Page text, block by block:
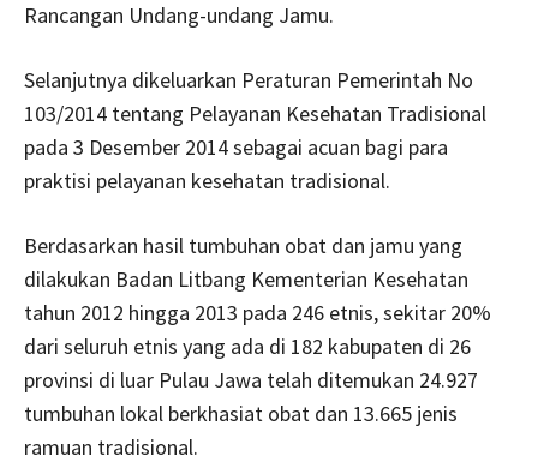
Rancangan Undang-undang Jamu.
Selanjutnya dikeluarkan Peraturan Pemerintah No
103/2014 tentang Pelayanan Kesehatan Tradisional
pada 3 Desember 2014 sebagai acuan bagi para
praktisi pelayanan kesehatan tradisional.
Berdasarkan hasil tumbuhan obat dan jamu yang
dilakukan Badan Litbang Kementerian Kesehatan
tahun 2012 hingga 2013 pada 246 etnis, sekitar 20%
dari seluruh etnis yang ada di 182 kabupaten di 26
provinsi di luar Pulau Jawa telah ditemukan 24.927
tumbuhan lokal berkhasiat obat dan 13.665 jenis
ramuan tradisional.